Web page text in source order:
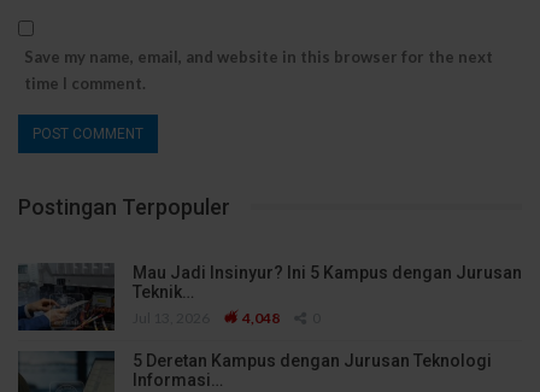
Save my name, email, and website in this browser for the next
time I comment.
Postingan Terpopuler
Mau Jadi Insinyur? Ini 5 Kampus dengan Jurusan
Teknik…
4,048
5 Deretan Kampus dengan Jurusan Teknologi
Informasi…